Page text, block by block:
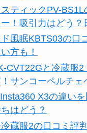
ティックPV-BS1L
！吸引力はどう？
風眠KBTS03の口
方も！
CVT22Gと冷蔵服2
サンコーペルチェ
X3の違い
はどう？
蔵服2の口コミ評